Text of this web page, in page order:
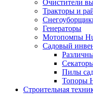
Очистители
Тракторы и
Генераторы
Мотопомпы
Садовый
Пилы
Топоры
Строительная